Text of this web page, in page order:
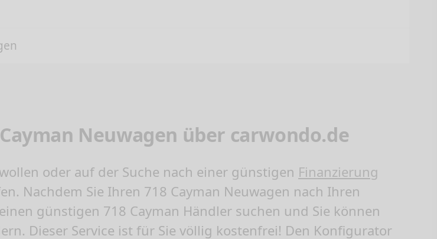
Cayman Neuwagen über carwondo.de
oder auf der Suche nach einer günstigen Finanzierung
Nachdem Sie Ihren 718 Cayman Neuwagen nach Ihren
günstigen 718 Cayman Händler suchen und Sie können
Dieser Service ist für Sie völlig kostenfrei! Den Konfigurator